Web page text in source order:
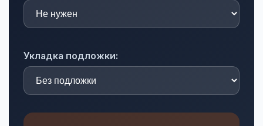
Укладка подложки: